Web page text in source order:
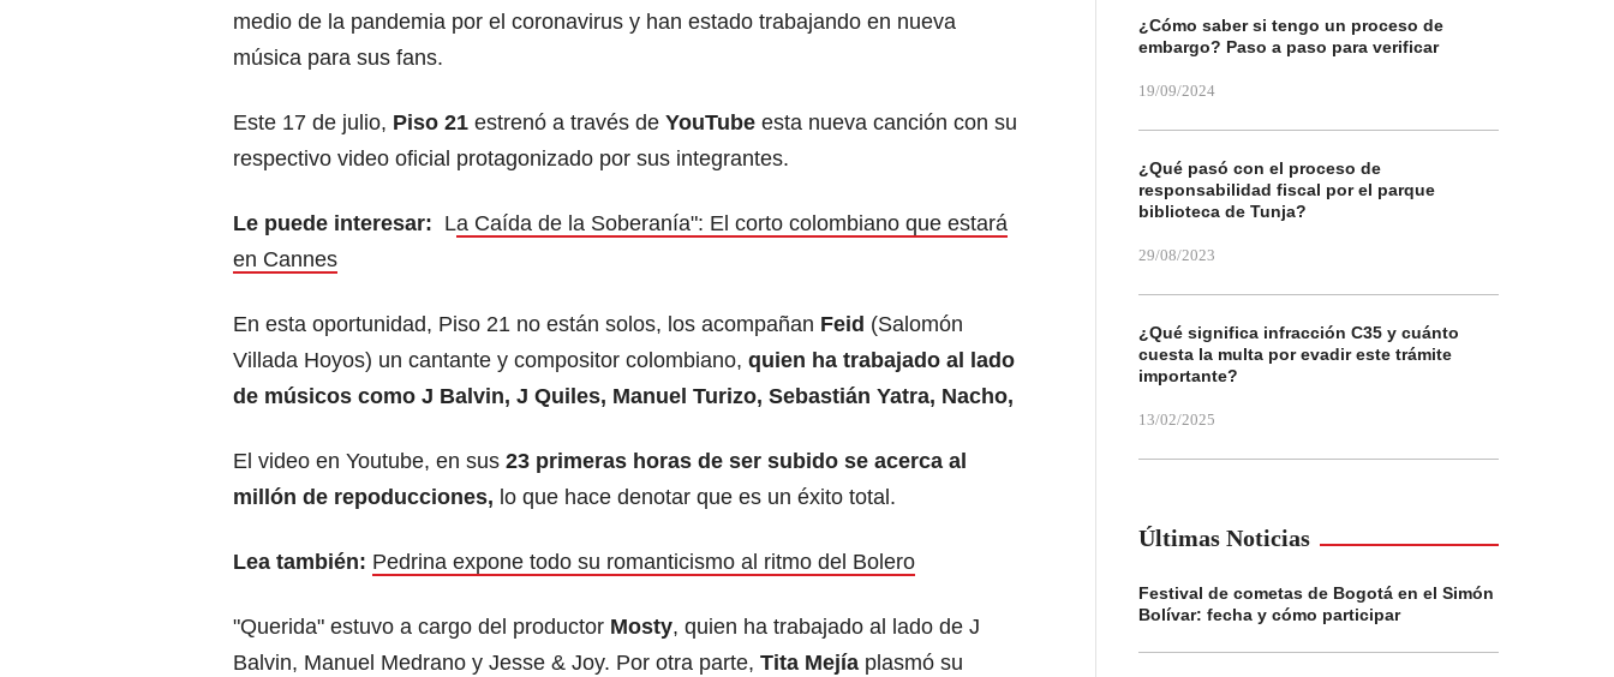
medio de la pandemia por el coronavirus y han estado trabajando en nueva
música para sus fans.
Este 17 de julio, Piso 21 estrenó a través de YouTube esta nueva canción con su
respectivo video oficial protagonizado por sus integrantes.
Le puede interesar: La Caída de la Soberanía": El corto colombiano que estará
en Cannes
En esta oportunidad, Piso 21 no están solos, los acompañan Feid (Salomón
Villada Hoyos) un cantante y compositor colombiano, quien ha trabajado al lado
de músicos como J Balvin, J Quiles, Manuel Turizo, Sebastián Yatra, Nacho,
El video en Youtube, en sus 23 primeras horas de ser subido se acerca al
millón de repoducciones, lo que hace denotar que es un éxito total.
Lea también: Pedrina expone todo su romanticismo al ritmo del Bolero
"Querida" estuvo a cargo del productor Mosty, quien ha trabajado al lado de J
Balvin, Manuel Medrano y Jesse & Joy. Por otra parte, Tita Mejía plasmó su
¿Cómo saber si tengo un proceso de
embargo? Paso a paso para verificar
19/09/2024
¿Qué pasó con el proceso de
responsabilidad fiscal por el parque
biblioteca de Tunja?
29/08/2023
¿Qué significa infracción C35 y cuánto
cuesta la multa por evadir este trámite
importante?
13/02/2025
Últimas Noticias
Festival de cometas de Bogotá en el Simón
Bolívar: fecha y cómo participar